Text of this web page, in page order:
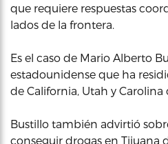
que requiere respuestas
lados de la frontera.
Es el caso de Mario Alberto
estadounidense que ha
de California, Utah y Carolina
Bustillo también advirtió
conseguir drogas en Tijuana